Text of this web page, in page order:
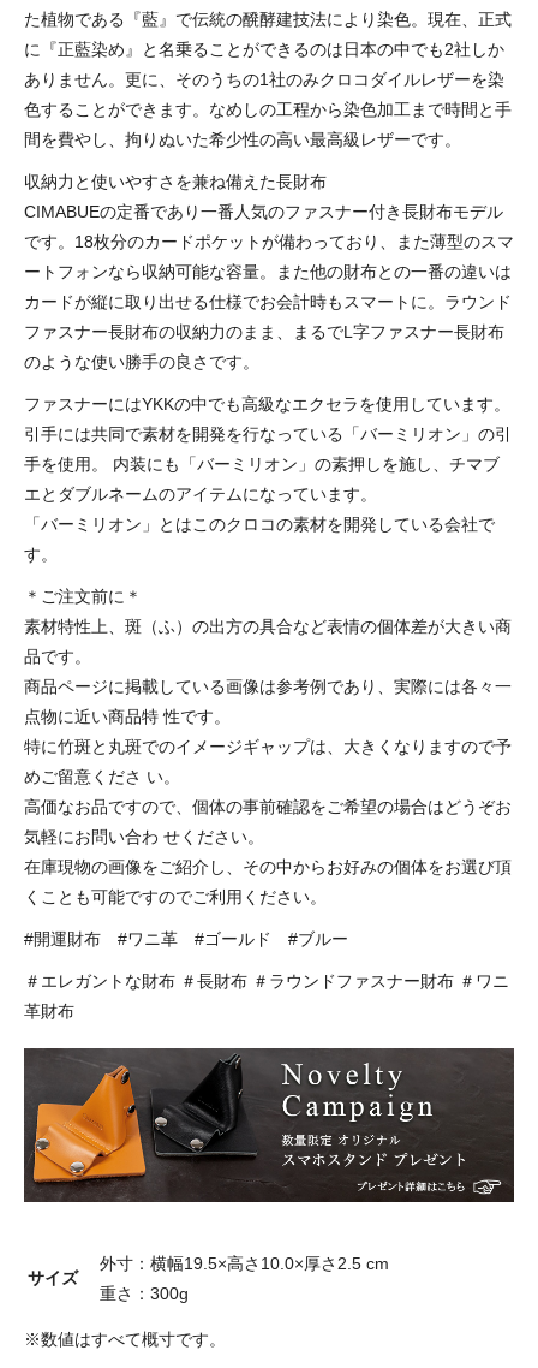
た植物である『藍』で伝統の醗酵建技法により染色。現在、正式
に『正藍染め』と名乗ることができるのは日本の中でも2社しか
ありません。更に、そのうちの1社のみクロコダイルレザーを染
色することができます。なめしの工程から染色加工まで時間と手
間を費やし、拘りぬいた希少性の高い最高級レザーです。
収納力と使いやすさを兼ね備えた長財布
CIMABUEの定番であり一番人気のファスナー付き長財布モデル
です。18枚分のカードポケットが備わっており、また薄型のスマ
ートフォンなら収納可能な容量。また他の財布との一番の違いは
カードが縦に取り出せる仕様でお会計時もスマートに。ラウンド
ファスナー長財布の収納力のまま、まるでL字ファスナー長財布
のような使い勝手の良さです。
ファスナーにはYKKの中でも高級なエクセラを使用しています。
引手には共同で素材を開発を行なっている「バーミリオン」の引
手を使用。 内装にも「バーミリオン」の素押しを施し、チマブ
エとダブルネームのアイテムになっています。
「バーミリオン」とはこのクロコの素材を開発している会社で
す。
＊ご注文前に＊
素材特性上、斑（ふ）の出方の具合など表情の個体差が大きい商
品です。
商品ページに掲載している画像は参考例であり、実際には各々一
点物に近い商品特 性です。
特に竹斑と丸斑でのイメージギャップは、大きくなりますので予
めご留意くださ い。
高価なお品ですので、個体の事前確認をご希望の場合はどうぞお
気軽にお問い合わ せください。
在庫現物の画像をご紹介し、その中からお好みの個体をお選び頂
くことも可能ですのでご利用ください。
#開運財布 #ワニ革 #ゴールド #ブルー
＃エレガントな財布 ＃長財布 ＃ラウンドファスナー財布 ＃ワニ
革財布
サイズ
外寸：横幅19.5×高さ10.0×厚さ2.5 cm
重さ：300g
※数値はすべて概寸です。